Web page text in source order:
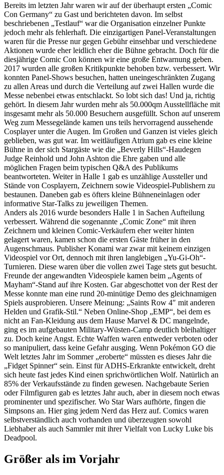
Bereits im letzten Jahr waren wir auf der überhaupt ersten „Comic
Con Germany“ zu Gast und berichteten davon. Im selbst
beschriebenen „Testlauf“ war die Organisation einzelner Punkte
jedoch mehr als fehlerhaft. Die einzigartigen Panel-Veranstaltungen
waren für die Presse nur gegen Gebühr einsehbar und verschiedene
Aktionen wurde eher leidlich eher die Bühne gebracht. Doch für die
diesjährige Comic Con können wir eine große Entwarnung geben.
2017 wurden alle großen Kritikpunkte behoben bzw. verbessert. Wir
konnten Panel-Shows besuchen, hatten uneingeschränkten Zugang
zu allen Areas und durch die Verteilung auf zwei Hallen wurde die
Messe nebenbei etwas entschlackt. So lobt sich das! Und ja, richtig
gehört. In diesem Jahr wurden mehr als 50.000qm Ausstellfläche mit
insgesamt mehr als 50.000 Besuchern ausgefüllt. Schon auf unserem
Weg zum Messegelände kamen uns teils hervorragend aussehende
Cosplayer unter die Augen. Im Großen und Ganzen ist vieles gleich
geblieben, was gut war. Im weitläufigen Atrium gab es eine kleine
Bühne in der sich Stargäste wie die „Beverly Hills“-Haudegen
Judge Reinhold und John Ashton die Ehre gaben und alle
möglichen Fragen beim typischen Q&A des Publikums
beantworteten. Weiter in Halle 1 gab es unzählige Aussteller und
Stände von Cosplayern, Zeichnern sowie Videospiel-Publishern zu
bestaunen. Daneben gab es öfters kleine Bühneneinlagen oder
informative Star-Talks zu jeweiligen Themen.
Anders als 2016 wurde besonders Halle 1 in Sachen Aufteilung
verbessert. Während die sogenannte „Comic Zone“ mit ihren
Zeichnern und kleinen Comic-Verkäufern eher weiter hinten
gelagert waren, kamen schon die ersten Gäste früher in den
Augenschmaus. Publisher Konami war zwar mit keinem einzigen
Videospiel vor Ort, dennoch mit ihren langlebigen „Yu-Gi-Oh“-
Turnieren. Diese waren über die vollen zwei Tage stets gut besucht.
Freunde der angewandten Videospiele kamen beim „Agents of
Mayham“-Stand auf ihre Kosten. Gar abgeschottet von der Rest der
Messe konnte man eine rund 20-minütige Demo des gleichnamigen
Spiels ausprobieren. Unsere Meinung: „Saints Row 4″ mit anderen
Helden und Grafik-Stil.“ Neben Online-Shop „EMP“, bei dem es
nicht an Fan-Kleidung aus dem Hause Marvel & DC mangelnde,
ging es im aufgebauten Military-Wüsten-Camp deutlich bleihaltiger
zu. Doch keine Angst. Echte Waffen waren entweder verboten oder
so manipuliert, dass keine Gefahr ausging. Wenn Pokémon GO die
Welt letztes Jahr im Sommer „eroberte“ müssten es dieses Jahr die
„Fidget Spinner“ sein. Einst für ADHS-Erkrankte entwickelt, dreht
sich heute fast jedes Kind einen sprichwörtlichen Wolf. Natürlich an
85% der Verkaufsstände zu finden gewesen. Nachgebaute Serien
oder Filmfiguren gab es letztes Jahr auch, aber in diesem noch etwas
prominenter und spezifischer. Wo Star Wars aufhörte, fingen die
Simpsons an. Hier ging jedem Nerd das Herz auf. Comics waren
selbstverständlich auch vorhanden und überzeugten sowohl
Liebhaber als auch Sammler mit ihrer Vielfalt von Lucky Luke bis
Deadpool.
Größer als im Vorjahr